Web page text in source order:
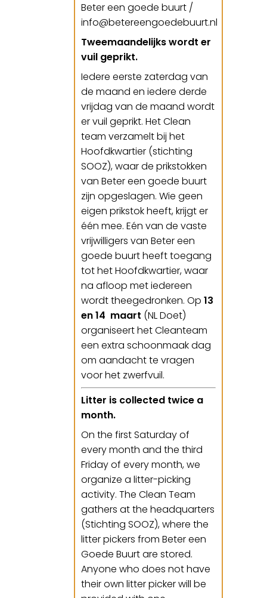
Beter een goede buurt /
info@betereengoedebuurt.nl
Tweemaandelijks wordt er
vuil geprikt.
Iedere eerste zaterdag van
de maand en iedere derde
vrijdag van de maand wordt
er vuil geprikt. Het Clean
team verzamelt bij het
Hoofdkwartier (stichting
SOOZ), waar de prikstokken
van Beter een goede buurt
zijn opgeslagen. Wie geen
eigen prikstok heeft, krijgt er
één mee. Eén van de vaste
vrijwilligers van Beter een
goede buurt heeft toegang
tot het Hoofdkwartier, waar
na afloop met iedereen
wordt theegedronken. Op 13
en 14 maart (NL Doet)
organiseert het Cleanteam
een extra schoonmaak dag
om aandacht te vragen
voor het zwerfvuil.
Litter is collected twice a
month.
On the first Saturday of
every month and the third
Friday of every month, we
organize a litter-picking
activity. The Clean Team
gathers at the headquarters
(Stichting SOOZ), where the
litter pickers from Beter een
Goede Buurt are stored.
Anyone who does not have
their own litter picker will be